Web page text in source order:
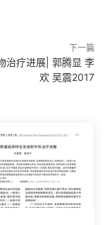
下一篇
治疗进展| 郭腾显 李
欢 吴震2017